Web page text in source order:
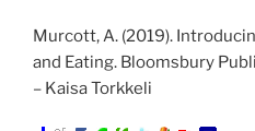
Murcott, A. (2019).
and Eating. Bloomsbury
– Kaisa Torkkeli